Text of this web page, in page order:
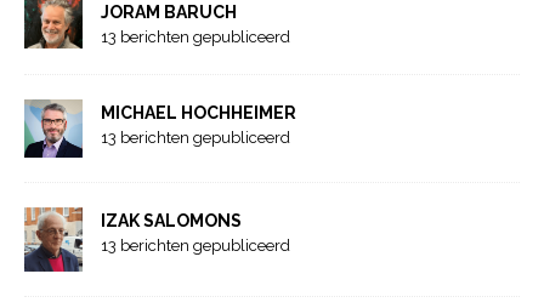
JORAM BARUCH
13 berichten gepubliceerd
MICHAEL HOCHHEIMER
13 berichten gepubliceerd
IZAK SALOMONS
13 berichten gepubliceerd